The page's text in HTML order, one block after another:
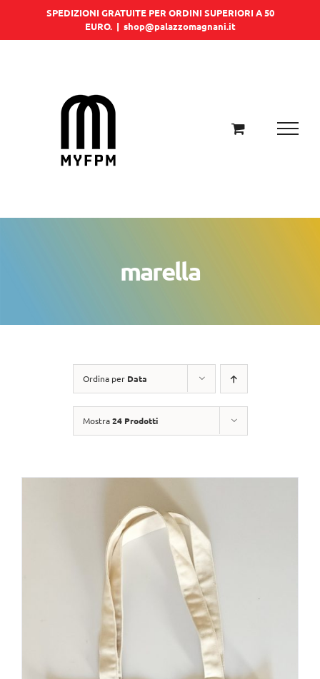
SPEDIZIONI GRATUITE PER ORDINI SUPERIORI A 50
EURO. | shop@palazzomagnani.it
marella
Ordina per Data
Mostra24 Prodotti